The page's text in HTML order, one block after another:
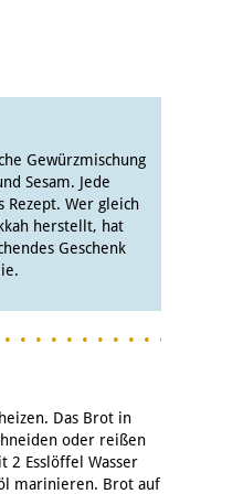
Gewürzmischung
Sesam. Jede
Rezept. Wer gleich
herstellt, hat
Geschenk
Das Brot in
oder reißen
2 Esslöffel Wasser
marinieren. Brot auf